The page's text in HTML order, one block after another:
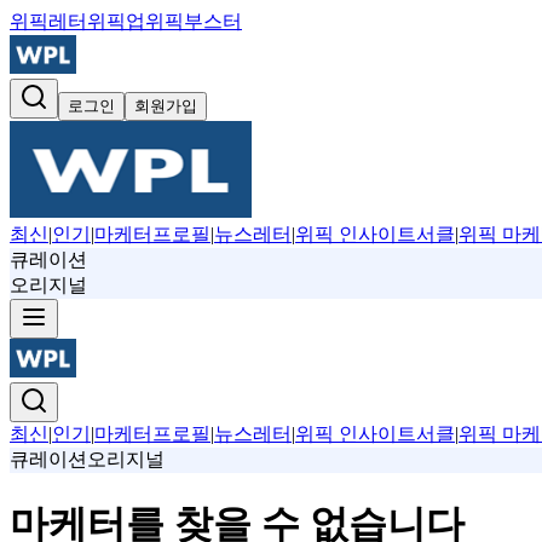
위픽레터 위픽업위픽부스터
로그인 회원가입
최신|인기 |마케터프로필|뉴스레터 |위픽 인사이트서클|위픽 마케
큐레이션
오리지널
최신|인기 |마케터프로필|뉴스레터 |위픽 인사이트서클|위픽 마케
큐레이션 오리지널
마케터를 찾을 수 없습니다